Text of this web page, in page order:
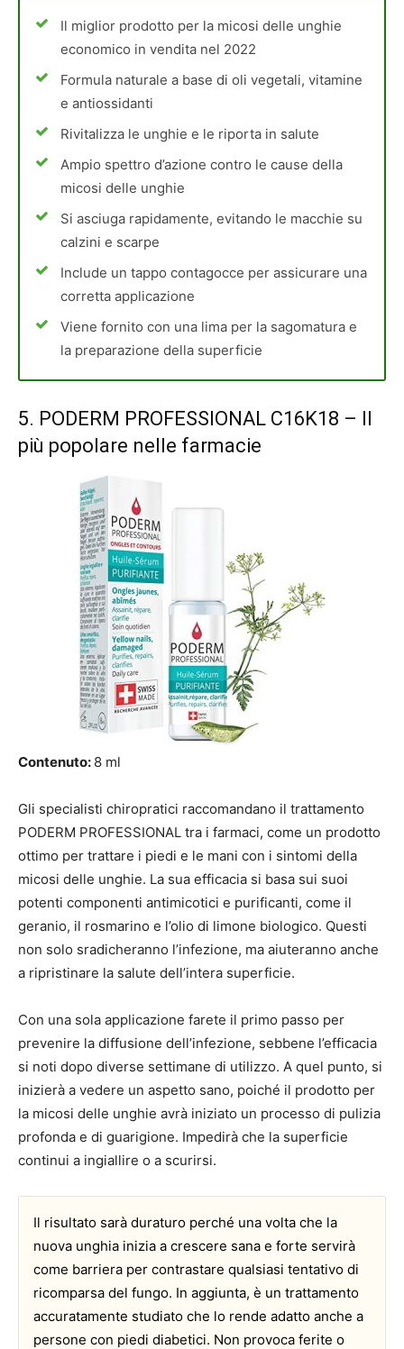
Il miglior prodotto per la micosi delle unghie
economico in vendita nel 2022
Formula naturale a base di oli vegetali, vitamine
e antiossidanti
Rivitalizza le unghie e le riporta in salute
Ampio spettro d’azione contro le cause della
micosi delle unghie
Si asciuga rapidamente, evitando le macchie su
calzini e scarpe
Include un tappo contagocce per assicurare una
corretta applicazione
Viene fornito con una lima per la sagomatura e
la preparazione della superficie
5. PODERM PROFESSIONAL C16K18 – Il
più popolare nelle farmacie
Contenuto: 8 ml
Gli specialisti chiropratici raccomandano il trattamento
PODERM PROFESSIONAL tra i farmaci, come un prodotto
ottimo per trattare i piedi e le mani con i sintomi della
micosi delle unghie. La sua efficacia si basa sui suoi
potenti componenti antimicotici e purificanti, come il
geranio, il rosmarino e l’olio di limone biologico. Questi
non solo sradicheranno l’infezione, ma aiuteranno anche
a ripristinare la salute dell’intera superficie.
Con una sola applicazione farete il primo passo per
prevenire la diffusione dell’infezione, sebbene l’efficacia
si noti dopo diverse settimane di utilizzo. A quel punto, si
inizierà a vedere un aspetto sano, poiché il prodotto per
la micosi delle unghie avrà iniziato un processo di pulizia
profonda e di guarigione. Impedirà che la superficie
continui a ingiallire o a scurirsi.
Il risultato sarà duraturo perché una volta che la
nuova unghia inizia a crescere sana e forte servirà
come barriera per contrastare qualsiasi tentativo di
ricomparsa del fungo. In aggiunta, è un trattamento
accuratamente studiato che lo rende adatto anche a
persone con piedi diabetici. Non provoca ferite o